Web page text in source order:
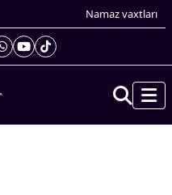
Namaz vaxtları